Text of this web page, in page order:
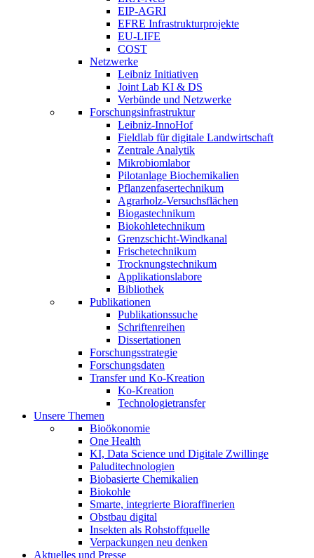
EIP-AGRI
EFRE Infrastrukturprojekte
EU-LIFE
COST
Netzwerke
Leibniz Initiativen
Joint Lab KI & DS
Verbünde und Netzwerke
Forschungsinfrastruktur
Leibniz-InnoHof
Fieldlab für digitale Landwirtschaft
Zentrale Analytik
Mikrobiomlabor
Pilotanlage Biochemikalien
Pflanzenfasertechnikum
Agrarholz-Versuchsflächen
Biogastechnikum
Biokohletechnikum
Grenzschicht-Windkanal
Frischetechnikum
Trocknungstechnikum
Applikationslabore
Bibliothek
Publikationen
Publikationssuche
Schriftenreihen
Dissertationen
Forschungsstrategie
Forschungsdaten
Transfer und Ko-Kreation
Ko-Kreation
Technologietransfer
Unsere Themen
Bioökonomie
One Health
KI, Data Science und Digitale Zwillinge
Paluditechnologien
Biobasierte Chemikalien
Biokohle
Smarte, integrierte Bioraffinerien
Obstbau digital
Insekten als Rohstoffquelle
Verpackungen neu denken
Aktuelles und Presse